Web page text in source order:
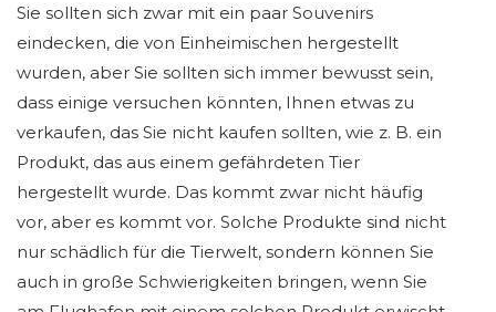
Sie sollten sich zwar mit ein paar Souvenirs
eindecken, die von Einheimischen hergestellt
wurden, aber Sie sollten sich immer bewusst sein,
dass einige versuchen könnten, Ihnen etwas zu
verkaufen, das Sie nicht kaufen sollten, wie z. B. ein
Produkt, das aus einem gefährdeten Tier
hergestellt wurde. Das kommt zwar nicht häufig
vor, aber es kommt vor. Solche Produkte sind nicht
nur schädlich für die Tierwelt, sondern können Sie
auch in große Schwierigkeiten bringen, wenn Sie